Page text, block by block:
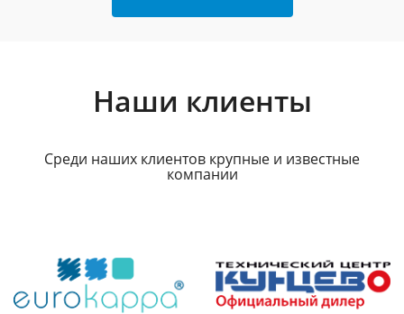
Наши клиенты
Среди наших клиентов крупные и известные
компании